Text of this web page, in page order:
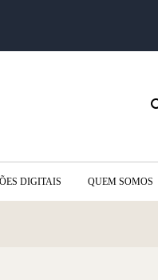
DIGITAIS QUEM SOMOS